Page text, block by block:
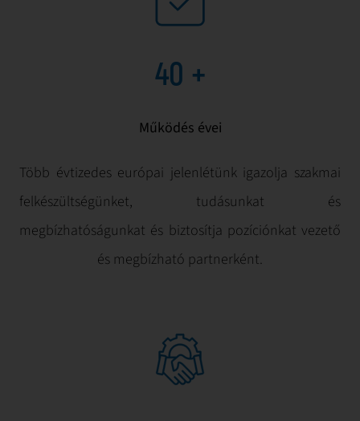
40 +
Működés évei
Több évtizedes európai jelenlétünk igazolja szakmai
felkészültségünket, tudásunkat és
megbízhatóságunkat és biztosítja pozíciónkat vezető
és megbízható partnerként.